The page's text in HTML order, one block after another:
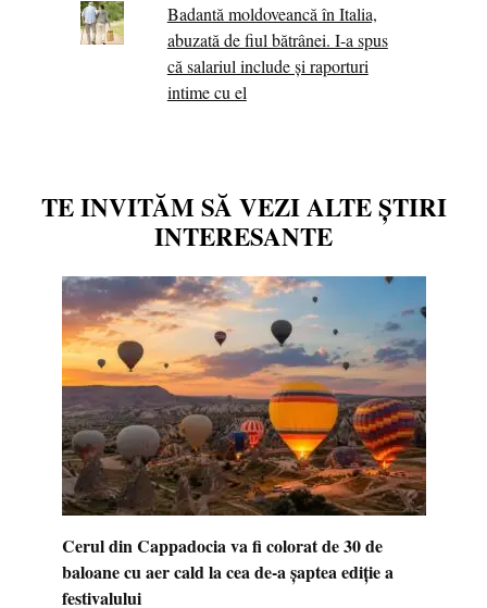
Badantă moldoveancă în Italia,
abuzată de fiul bătrânei. I-a spus
că salariul include și raporturi
intime cu el
TE INVITĂM SĂ VEZI ALTE ȘTIRI
INTERESANTE
Cerul din Cappadocia va fi colorat de 30 de
baloane cu aer cald la cea de-a șaptea ediție a
festivalului